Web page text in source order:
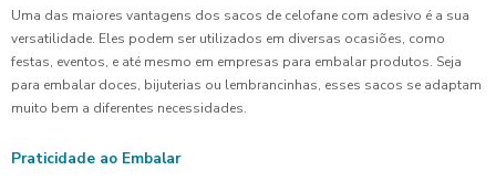
Uma das maiores vantagens dos sacos de celofane com adesivo é a sua
versatilidade. Eles podem ser utilizados em diversas ocasiões, como
festas, eventos, e até mesmo em empresas para embalar produtos. Seja
para embalar doces, bijuterias ou lembrancinhas, esses sacos se adaptam
muito bem a diferentes necessidades.
Praticidade ao Embalar